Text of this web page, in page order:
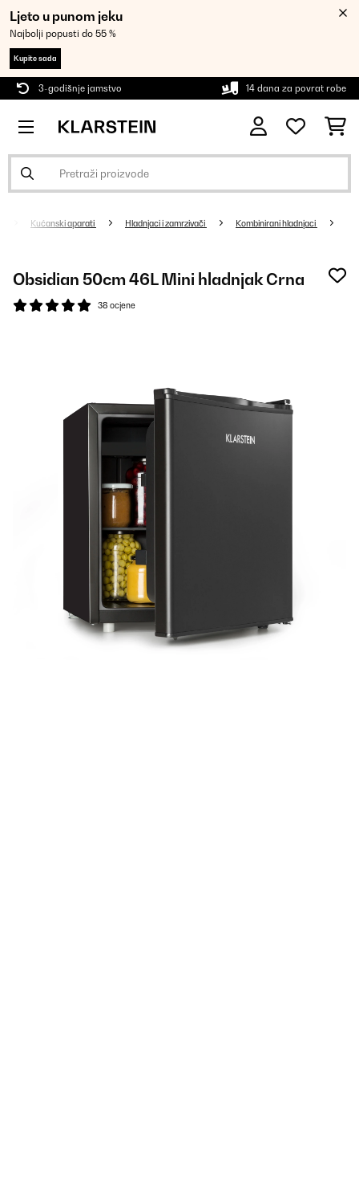
Ljeto u punom jeku
Najbolji popusti do 55 %
Kupite sada
3-godišnje jamstvo 14 dana za povrat robe
Kućanski aparati Hladnjaci i zamrzivači Kombinirani hladnjaci
Obsidian 50cm 46L Mini hladnjak Crna
38 ocjene